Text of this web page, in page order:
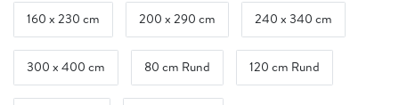
160 x 230 cm 200 x 290 cm 240 x 340 cm
300 x 400 cm 80 cm Rund 120 cm Rund